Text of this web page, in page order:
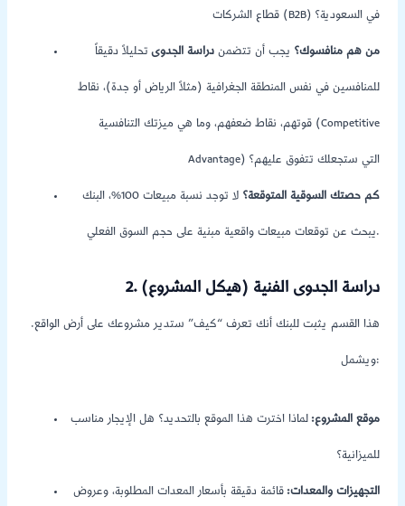
قطاع الشركات (B2B) في السعودية؟
من هم منافسوك؟ يجب أن تتضمن دراسة الجدوىتحليلاً دقيقاً
للمنافسين في نفس المنطقة الجغرافية (مثلاً الرياض أو جدة)، نقاط
قوتهم، نقاط ضعفهم، وما هي ميزتك التنافسية (Competitive
Advantage) التي ستجعلك تتفوق عليهم؟
كم حصتك السوقية المتوقعة؟ لا توجد نسبة مبيعات 100%، البنك
يبحث عن توقعات مبيعات واقعية مبنية على حجم السوق الفعلي.
2. دراسة الجدوى الفنية (هيكل المشروع)
هذا القسم يثبت للبنك أنك تعرف “كيف” ستدير مشروعك على أرض الواقع.
ويشمل:
موقع المشروع: لماذا اخترت هذا الموقع بالتحديد؟ هل الإيجار مناسب
للميزانية؟
التجهيزات والمعدات: قائمة دقيقة بأسعار المعدات المطلوبة، وعروض